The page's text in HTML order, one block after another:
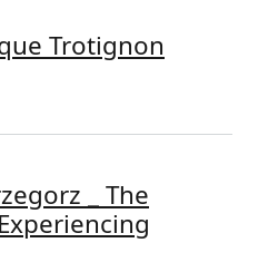
Trotignon
_ The